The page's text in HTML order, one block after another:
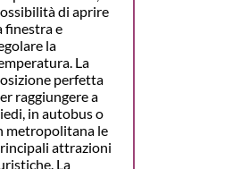
di aprire
finestra e
la
La
perfetta
raggiungere a
in autobus o
metropolitana le
attrazioni
La